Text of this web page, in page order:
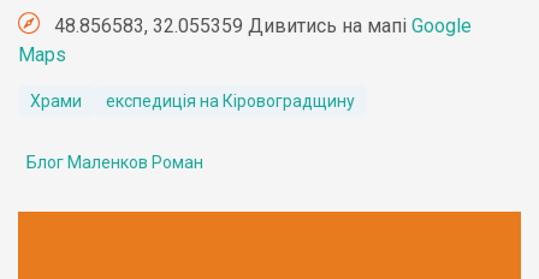
48.856583, 32.055359 Дивитись на мапі Google
Maps
Храми експедиція на Кіровоградщину
Блог Маленков Роман